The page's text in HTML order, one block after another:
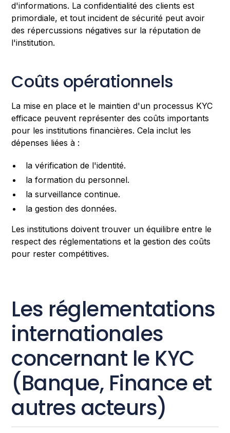
d'informations. La confidentialité des clients est
primordiale, et tout incident de sécurité peut avoir
des répercussions négatives sur la réputation de
l'institution.
Coûts opérationnels
La mise en place et le maintien d'un processus KYC
efficace peuvent représenter des coûts importants
pour les institutions financières. Cela inclut les
dépenses liées à :
la vérification de l'identité.
la formation du personnel.
la surveillance continue.
la gestion des données.
Les institutions doivent trouver un équilibre entre le
respect des réglementations et la gestion des coûts
pour rester compétitives.
Les réglementations
internationales
concernant le KYC
(Banque, Finance et
autres acteurs)